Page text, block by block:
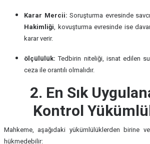
Karar Mercii: Soruşturma evresinde
Hakimliği, kovuşturma evresinde ise
karar verir.
ölçülülük: Tedbirin niteliği, isnat edilen
ceza ile orantılı olmalıdır.
2. En Sık
Kontrol
Mahkeme, aşağıdaki yükümlülüklerden birine
hükmedebilir: